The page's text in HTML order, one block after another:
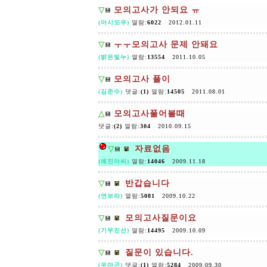
▽💾 모의고사가 안되요 ㅠ
(아시도우) 열람:6022 2012.01.11
▽💾 ㅜㅜ모의고사 문제 안돼요
(밝은빛누) 열람: 13554 2011.10.05
▽💾 모의고사 풀이
(김준수) 댓글:(1) 열람: 14505 2011.08.01
△💾 모의고사풀어볼때
댓글:(2) 열람:304 2010.09.15
▽💾 자료없음
(예진아씨) 열람: 14046 2009.11.18
▽💾 반갑습니다
(연보라) 열람:5081 2009.10.22
▽💾 모의고사질문이요
(기무진선) 열람: 14495 2009.10.09
▽💾 질문이 있습니다.
(우마곤) 댓글:(1) 열람:5284 2009.09.30